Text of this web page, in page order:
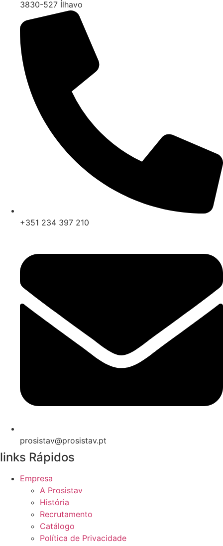
3830-527 Ílhavo
+351 234 397 210
prosistav@prosistav.pt
links Rápidos
Empresa
A Prosistav
História
Recrutamento
Catálogo
Política de Privacidade